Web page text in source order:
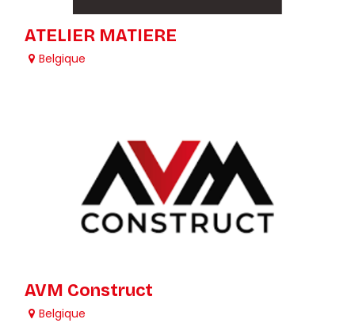
ATELIER MATIERE
Belgique
AVM Construct
Belgique